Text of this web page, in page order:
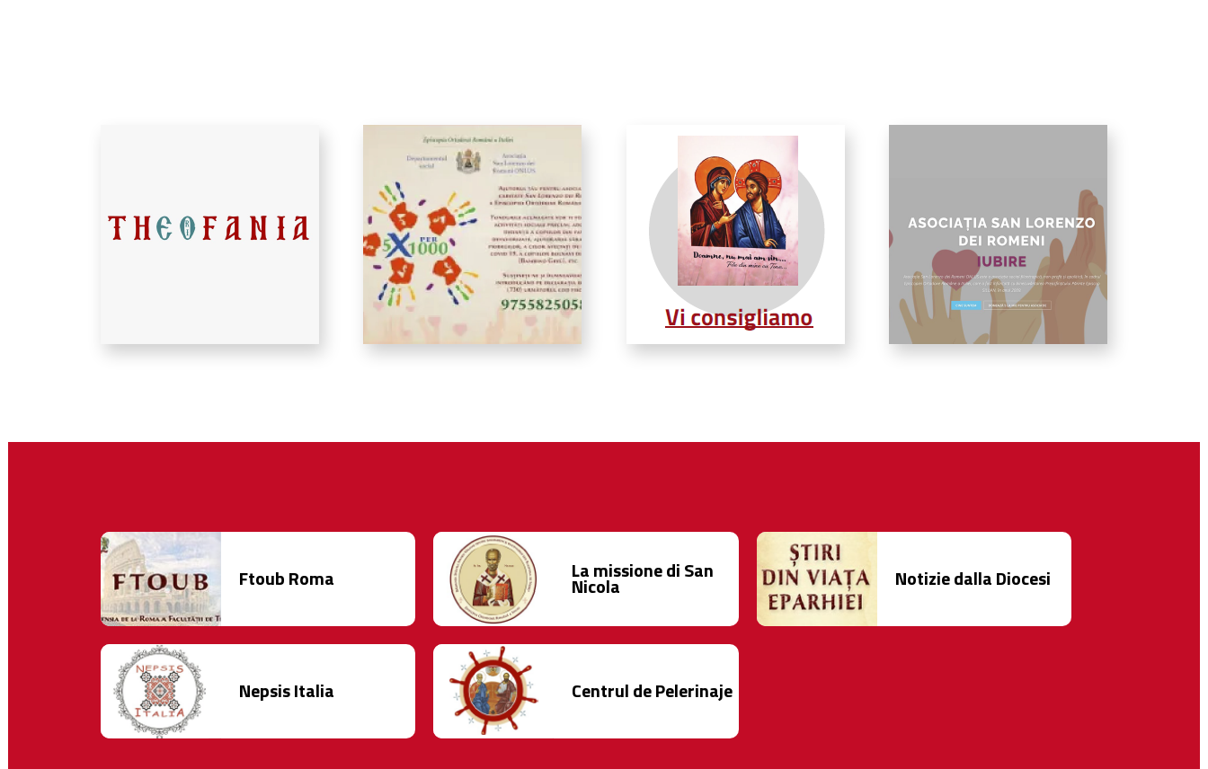
Ftoub Roma La missione di San
Nicola Notizie dalla Diocesi
Nepsis Italia Centrul de Pelerinaje